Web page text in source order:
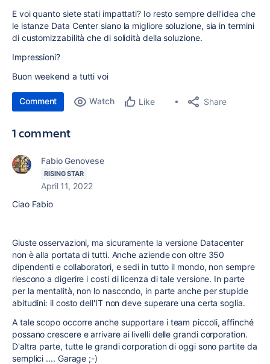
E voi quanto siete stati impattati? Io resto sempre dell'idea che
le istanze Data Center siano la migliore soluzione, sia in termini
di customizzabilità che di solidità della soluzione.
Impressioni?
Buon weekend a tutti voi
Comment Watch Like Share
1 comment
Fabio Genovese
RISING STAR
April 11, 2022
Ciao Fabio
Giuste osservazioni, ma sicuramente la versione Datacenter
non è alla portata di tutti. Anche aziende con oltre 350
dipendenti e collaboratori, e sedi in tutto il mondo, non sempre
riescono a digerire i costi di licenza di tale versione. In parte
per la mentalità, non lo nascondo, in parte anche per stupide
abitudini: il costo dell'IT non deve superare una certa soglia.
A tale scopo occorre anche supportare i team piccoli, affinché
possano crescere e arrivare ai livelli delle grandi corporation.
D'altra parte, tutte le grandi corporation di oggi sono partite da
semplici .... Garage ;-)